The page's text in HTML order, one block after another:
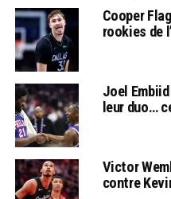
Cooper
rookies de
Joel
leur duo…
Victor
contre